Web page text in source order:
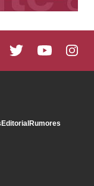
EditorialRumores